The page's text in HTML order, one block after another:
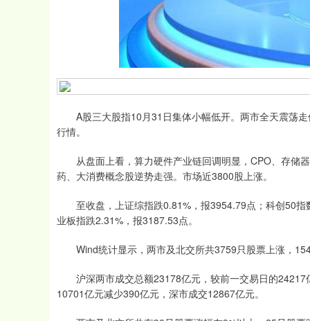
A股三大股指10月31日集体小幅低开。两市全天震荡走
行情。
从盘面上看，算力硬件产业链回调明显，CPO、存储
药、大消费概念股逆势走强。市场近3800股上涨。
至收盘，上证综指跌0.81%，报3954.79点；科创50指
业板指跌2.31%，报3187.53点。
Wind统计显示，两市及北交所共3759只股票上涨，
沪深两市成交总额23178亿元，较前一交易日的24217
10701亿元减少390亿元，深市成交12867亿元。
上证指数 3940.04 39.68